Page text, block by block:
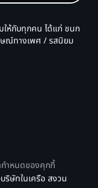
ให้กับทุกคน ได้แก่ ชนก
ณ์ทางเพศ / รสนิยม
กำหนดของคุกกี้
ษัทในเครือ สงวน